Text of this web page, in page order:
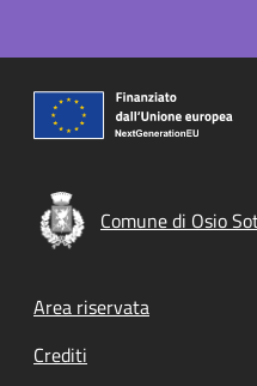
Comune di Osio
Footer menu
Area riservata
Crediti